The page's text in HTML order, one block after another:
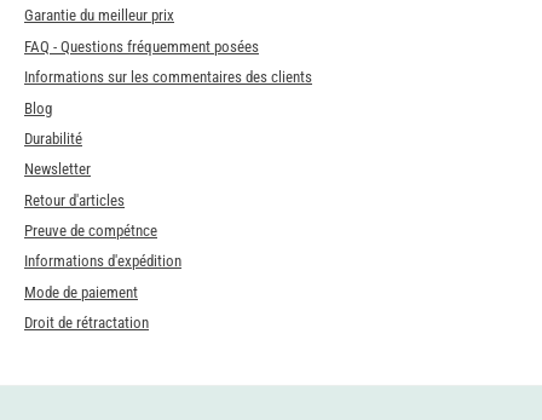
Garantie du meilleur prix
FAQ - Questions fréquemment posées
Informations sur les commentaires des clients
Blog
Durabilité
Newsletter
Retour d'articles
Preuve de compétnce
Informations d'expédition
Mode de paiement
Droit de rétractation